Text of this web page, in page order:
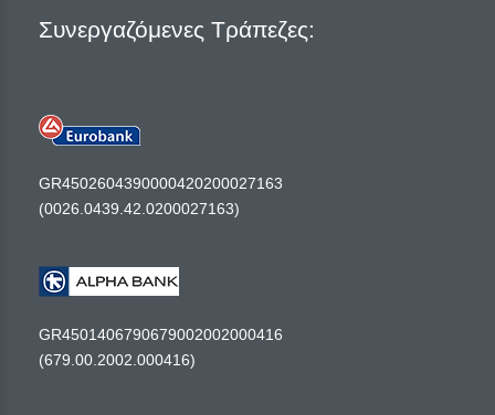
Συνεργαζόμενες Τράπεζες:
GR4502604390000420200027163
(0026.0439.42.0200027163)
GR4501406790679002002000416
(679.00.2002.000416)